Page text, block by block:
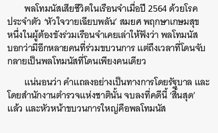
พลโทมนัสเสียชีวิตในเรือนจำเมื่อปี 2564 ด้วยโรค
ประจำตัว ‘หัวใจวายเฉียบพลัน’ สมยศ พฤกษาเกษมสุข
หนึ่งในผู้ต้องขังร่วมเรือนจำเคยเล่าให้ฟังว่า พลโทมนัส
บอกว่ามีอีกหลายคนที่ร่วมขบวนการ แต่ถึงเวลาที่โดนจับ
กลายเป็นพลโทมนัสที่โดนเพียงคนเดียว
แน่นอนว่า คำแถลงอย่างเป็นทางการโดยรัฐบาล และ
โดยสำนักงานตำรวจแห่งชาตินั้น จบลงที่คดีนี้ ‘สิ้นสุด’
แล้ว และหัวหน้าขบวนการใหญ่คือพลโทมนัส